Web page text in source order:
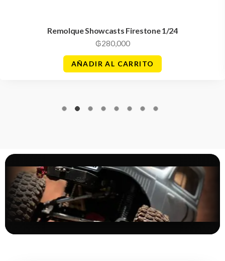
Remolque Showcasts Firestone 1/24
₲280,000
AÑADIR AL CARRITO